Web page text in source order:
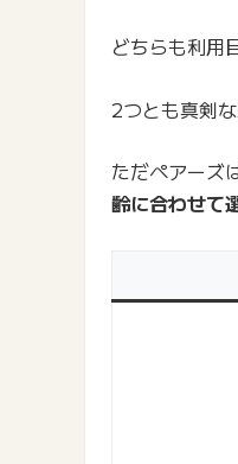
どちらも利用
2つとも真剣
ただペアーズ
齢に合わせて